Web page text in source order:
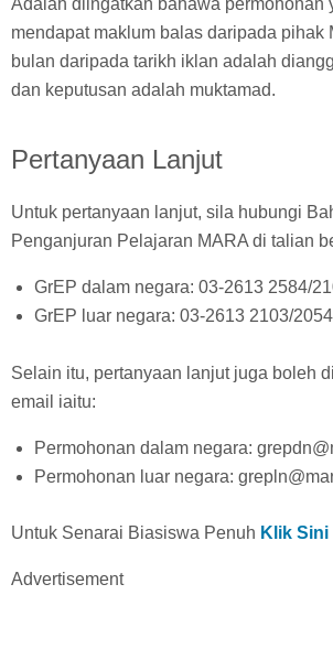
Adalah diingatkan bahawa permohonan
mendapat maklum balas daripada pihak
bulan daripada tarikh iklan adalah
dan keputusan adalah muktamad.
Pertanyaan Lanjut
Untuk pertanyaan lanjut, sila hubungi
Penganjuran Pelajaran MARA di talian
GrEP dalam negara: 03-2613 2584/
GrEP luar negara: 03-2613 2103/2054
Selain itu, pertanyaan lanjut juga boleh
email iaitu:
Permohonan dalam negara:
Permohonan luar negara:
Untuk Senarai Biasiswa Penuh Klik Sini
Advertisement